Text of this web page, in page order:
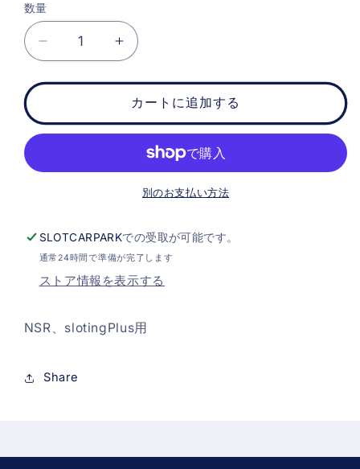
格
数量
SRJP
モ
ジ：
x3mm（10
の
数
量
ら
SRJP
モ
ネ
ジ：
M2.5
x3mm（10
個）
の
数
量
や
カートに追加する
別のお支払い方法
SLOTCARPARKでの受取が可能です。
通常24時間で準備が完了します
ストア情報を表示する
NSR、slotingPlus用
Share